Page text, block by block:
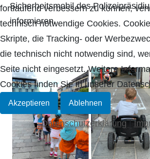
Sicherheitsmobil des
informieren.
fortlaufend verbessern zu können,
technisch notwendige Cookies.
Skripte, die Tracking- oder
die technisch nicht notwendig sind,
Seite nicht eingesetzt. Weitere
Cookies finden Sie in unserer
Akzeptieren Ablehnen
Datenschutzerklärung|